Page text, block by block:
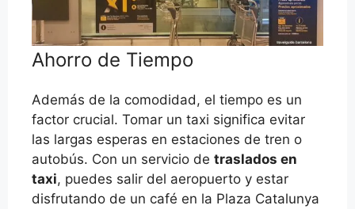
Ahorro de Tiempo
Además de la comodidad, el tiempo es un
factor crucial. Tomar un taxi significa evitar
las largas esperas en estaciones de tren o
autobús. Con un servicio de traslados en
taxi, puedes salir del aeropuerto y estar
disfrutando de un café en la Plaza Catalunya